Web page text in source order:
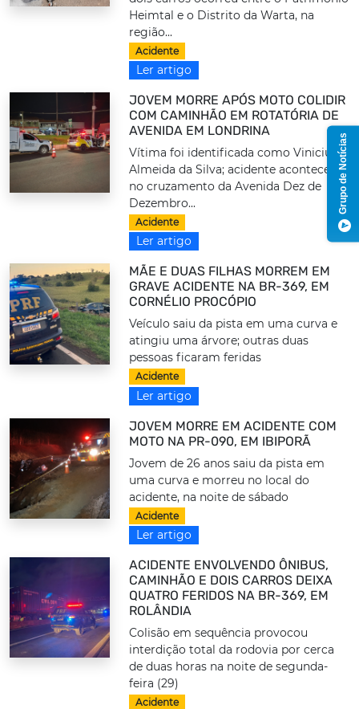
Heimtal e o Distrito da Warta, na
região...
Acidente
Ler artigo
JOVEM MORRE APÓS MOTO COLIDIR
COM CAMINHÃO EM ROTATÓRIA DE
AVENIDA EM LONDRINA
Vítima foi identificada como Vinicius
Almeida da Silva; acidente aconteceu
no cruzamento da Avenida Dez de
Dezembro...
Acidente
Ler artigo
MÃE E DUAS FILHAS MORREM EM
GRAVE ACIDENTE NA BR-369, EM
CORNÉLIO PROCÓPIO
Veículo saiu da pista em uma curva e
atingiu uma árvore; outras duas
pessoas ficaram feridas
Acidente
Ler artigo
JOVEM MORRE EM ACIDENTE COM
MOTO NA PR-090, EM IBIPORÃ
Jovem de 26 anos saiu da pista em
uma curva e morreu no local do
acidente, na noite de sábado
Acidente
Ler artigo
ACIDENTE ENVOLVENDO ÔNIBUS,
CAMINHÃO E DOIS CARROS DEIXA
QUATRO FERIDOS NA BR-369, EM
ROLÂNDIA
Colisão em sequência provocou
interdição total da rodovia por cerca
de duas horas na noite de segunda-
feira (29)
Acidente
Grupo de Notícias